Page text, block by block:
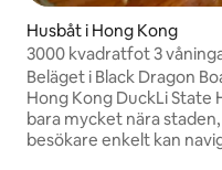
Husbåt i Hong Kong
3000 kvadratfot 3
Black Dragon
Beläget i Black Dragon
Hong Kong DuckLi State
bara mycket nära
besökare enkelt kan